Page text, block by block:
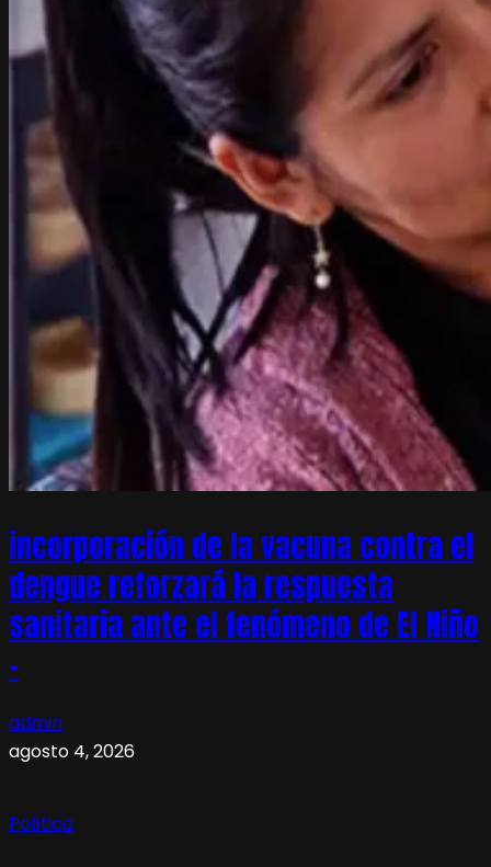
incorporación de la vacuna contra el
dengue reforzará la respuesta
sanitaria ante el fenómeno de El Niño
–
admin
agosto 4, 2026
Política